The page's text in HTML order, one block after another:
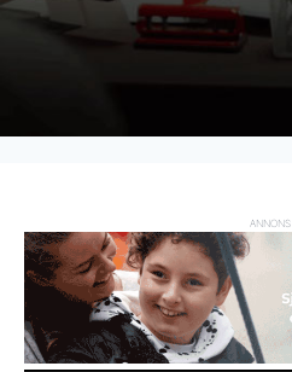
ANNONS